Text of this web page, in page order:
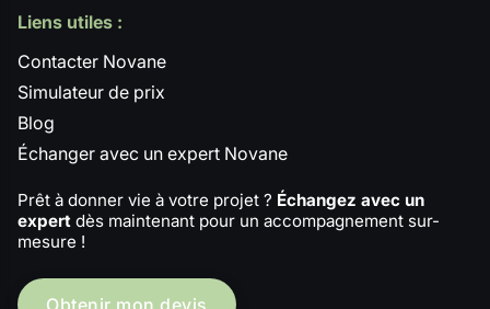
Liens utiles :
Contacter Novane
Simulateur de prix
Blog
Échanger avec un expert Novane
Prêt à donner vie à votre projet ? Échangez avec un
expert dès maintenant pour un accompagnement sur-
mesure !
Obtenir mon devis